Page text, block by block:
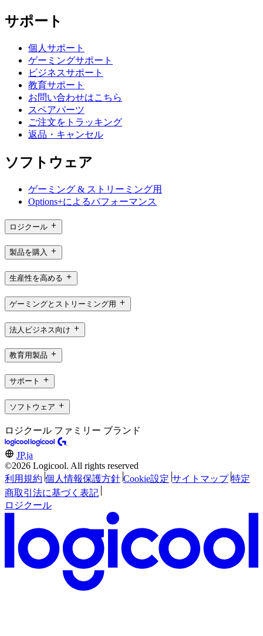
サポート
個人サポート
ゲーミングサポート
ビジネスサポート
教育サポート
お問い合わせはこちら
スペアパーツ
ご注文をトラッキング
返品・キャンセル
ソフトウェア
ゲーミング & ストリーミング用
Options+によるパフォーマンス
ロジクール
製品を購入
生産性を高める
ゲーミングとストリーミング用
法人ビジネス向け
教育用製品
サポート
ソフトウェア
ロジクール ファミリー ブランド
JP,ja
©2026 Logicool. All rights reserved
利用規約 個人情報保護方針 Cookie設定 サイトマップ 特定
商取引法に基づく表記
ロジクール